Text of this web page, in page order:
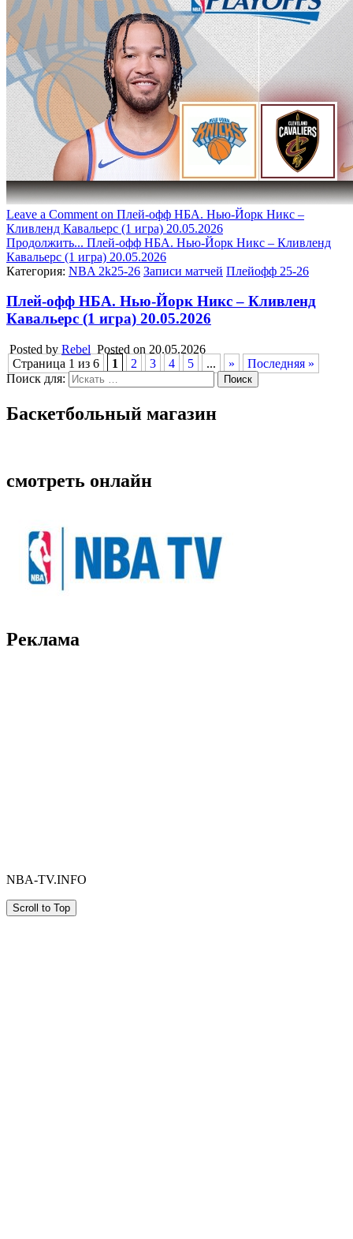
Leave a Comment on Плей-офф НБА. Нью-Йорк Никс –
Кливленд Кавальерс (1 игра) 20.05.2026
Продолжить... Плей-офф НБА. Нью-Йорк Никс – Кливленд
Кавальерс (1 игра) 20.05.2026
Категория: NBA 2k25-26 Записи матчей Плейофф 25-26
Плей-офф НБА. Нью-Йорк Никс – Кливленд
Кавальерс (1 игра) 20.05.2026
Posted by Rebel Posted on 20.05.2026
Страница 1 из 6
1 2 3 4 5 ... »
Последняя »
Поиск для:
Баскетбольный магазин
смотреть онлайн
Реклама
NBA-TV.INFO
Scroll to Top